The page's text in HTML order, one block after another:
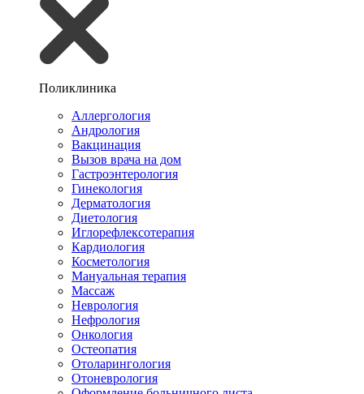
Поликлиника
Аллергология
Андрология
Вакцинация
Вызов врача на дом
Гастроэнтерология
Гинекология
Дерматология
Диетология
Иглорефлексотерапия
Кардиология
Косметология
Мануальная терапия
Массаж
Неврология
Нефрология
Онкология
Остеопатия
Отоларингология
Отоневрология